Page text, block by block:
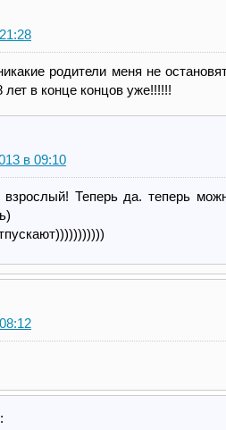
родители меня не
лет в конце концов уже!!!!!!
в 09:10
Теперь да. теперь